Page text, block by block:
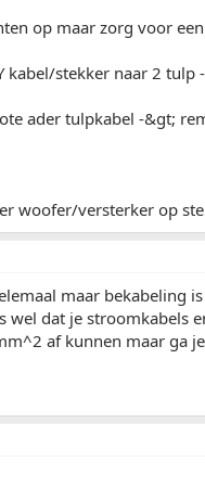
op maar zorg voor
kabel/stekker naar 2 tulp
ader tulpkabel -&gt;
woofer/versterker op
maar bekabeling
wel dat je stroomkabels
af kunnen maar ga